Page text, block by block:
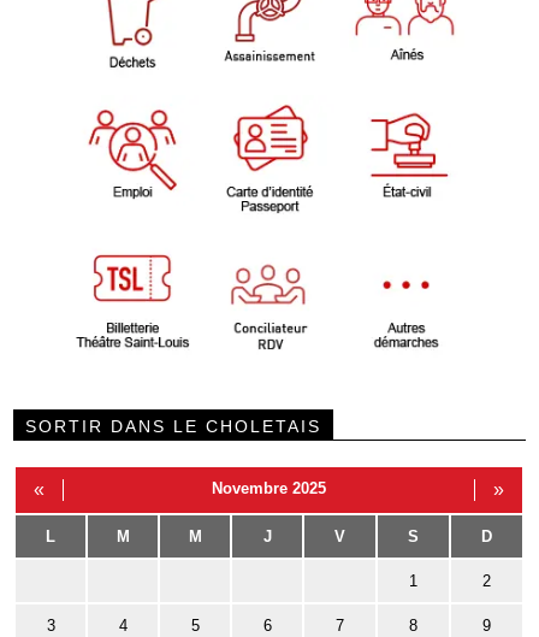
SORTIR DANS LE CHOLETAIS
« Novembre 2025 »
L M M J V S D
1 2
3 4 5 6 7 8 9